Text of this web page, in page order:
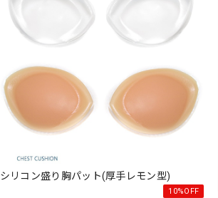
シリコン盛り胸パット(厚手レモン型)
10%OFF